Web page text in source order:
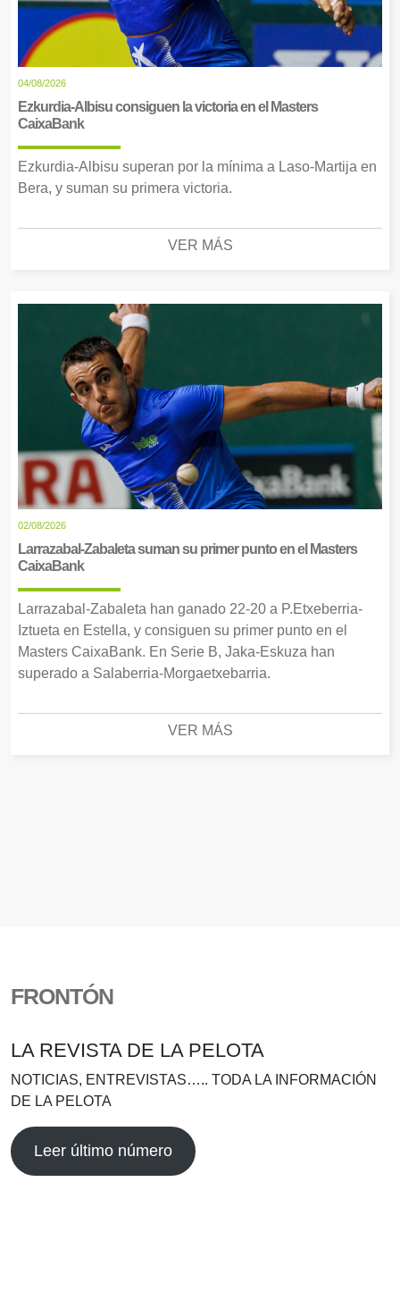
04/08/2026
Ezkurdia-Albisu consiguen la victoria en el Masters
CaixaBank
Ezkurdia-Albisu superan por la mínima a Laso-Martija en
Bera, y suman su primera victoria.
VER MÁS
02/08/2026
Larrazabal-Zabaleta suman su primer punto en el Masters
CaixaBank
Larrazabal-Zabaleta han ganado 22-20 a P.Etxeberria-
Iztueta en Estella, y consiguen su primer punto en el
Masters CaixaBank. En Serie B, Jaka-Eskuza han
superado a Salaberria-Morgaetxebarria.
VER MÁS
FRONTÓN
LA REVISTA DE LA PELOTA
NOTICIAS, ENTREVISTAS….. TODA LA INFORMACIÓN
DE LA PELOTA
Leer último número